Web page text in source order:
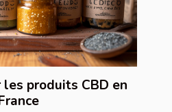
produits CBD en